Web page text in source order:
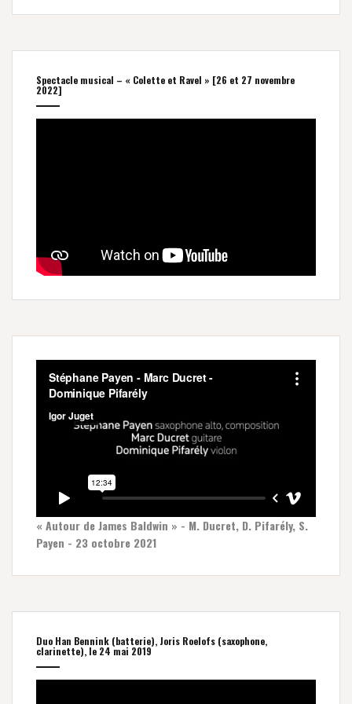
Spectacle musical – « Colette et Ravel » [26 et 27 novembre
2022]
« Autour de James Baldwin » - M. Ducret, D. Pifarély, S.
Payen - 23 octobre 2021
Duo Han Bennink (batterie), Joris Roelofs (saxophone,
clarinette), le 24 mai 2019